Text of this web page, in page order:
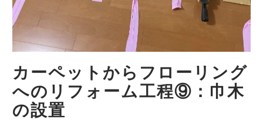
カーペットからフローリング
へのリフォーム工程⑨：巾木
の設置